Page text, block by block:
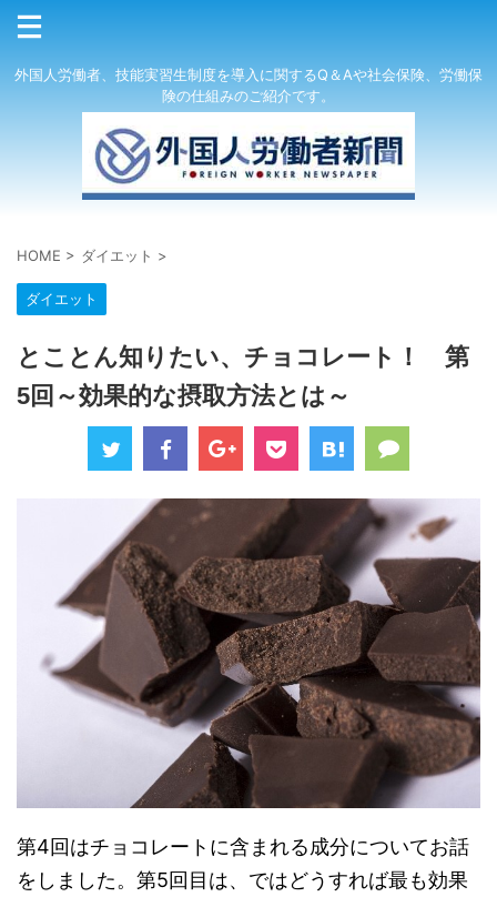
外国人労働者、技能実習生制度を導入に関するQ＆Aや社会保険、労働保
険の仕組みのご紹介です。
HOME > ダイエット >
ダイエット
とことん知りたい、チョコレート！ 第
5回～効果的な摂取方法とは～
第4回はチョコレートに含まれる成分についてお話
をしました。第5回目は、ではどうすれば最も効果